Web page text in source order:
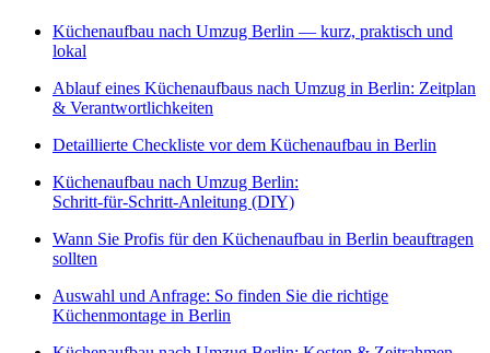
Küchenaufbau nach Umzug Berlin — kurz, praktisch und
lokal
Ablauf eines Küchenaufbaus nach Umzug in Berlin: Zeitplan
& Verantwortlichkeiten
Detaillierte Checkliste vor dem Küchenaufbau in Berlin
Küchenaufbau nach Umzug Berlin:
Schritt‑für‑Schritt‑Anleitung (DIY)
Wann Sie Profis für den Küchenaufbau in Berlin beauftragen
sollten
Auswahl und Anfrage: So finden Sie die richtige
Küchenmontage in Berlin